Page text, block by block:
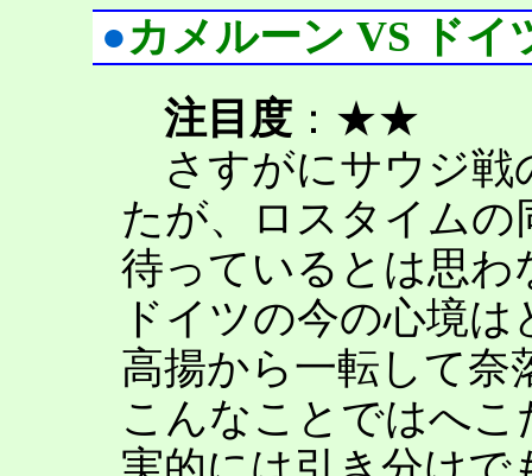
●カメルーン VS ドイ
注目度：★★
さすがにサウジ戦
たが、ロスタイム
待っているとは思
ドイツの今の心境
高揚から一転して奈
こんなことではへ